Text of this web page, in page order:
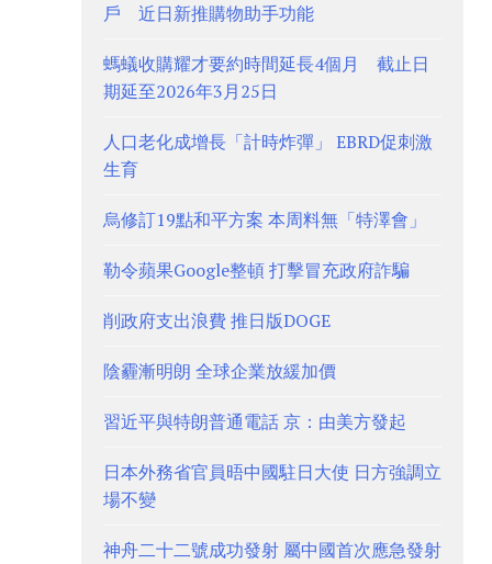
戶 近日新推購物助手功能
螞蟻收購耀才要約時間延長4個月 截止日
期延至2026年3月25日
人口老化成增長「計時炸彈」 EBRD促刺激
生育
烏修訂19點和平方案 本周料無「特澤會」
勒令蘋果Google整頓 打擊冒充政府詐騙
削政府支出浪費 推日版DOGE
陰霾漸明朗 全球企業放緩加價
習近平與特朗普通電話 京：由美方發起
日本外務省官員晤中國駐日大使 日方強調立
場不變
神舟二十二號成功發射 屬中國首次應急發射